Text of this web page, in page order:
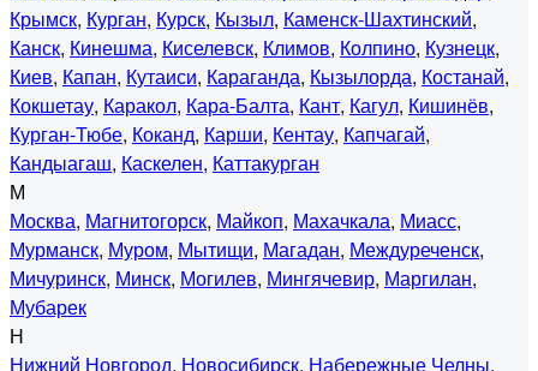
Крымск, Курган, Курск, Кызыл, Каменск-Шахтинский,
Канск, Кинешма, Киселевск, Климов, Колпино, Кузнецк,
Киев, Капан, Кутаиси, Караганда, Кызылорда, Костанай,
Кокшетау, Каракол, Кара-Балта, Кант, Кагул, Кишинёв,
Курган-Тюбе, Коканд, Карши, Кентау, Капчагай,
Кандыагаш, Каскелен, Каттакурган
М
Москва, Магнитогорск, Майкоп, Махачкала, Миасс,
Мурманск, Муром, Мытищи, Магадан, Междуреченск,
Мичуринск, Минск, Могилев, Мингячевир, Маргилан,
Мубарек
Н
Нижний Новгород, Новосибирск, Набережные Челны,